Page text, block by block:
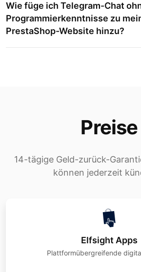
Wie füge ich Telegram-Chat
Programmierkenntnisse zu
PrestaShop-Website hinzu?
Preise
14-tägige Geld-zurück-
können jederzeit
Elfsight Apps
Plattformübergreifende